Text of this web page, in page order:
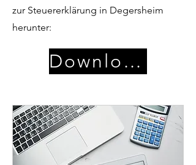
zur Steuererklärung in Degersheim
herunter:
Download